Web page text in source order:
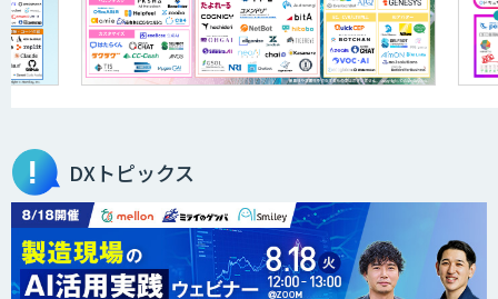
DXセカンドオピニオン
BIGDAT@Analysis
DXトピックス